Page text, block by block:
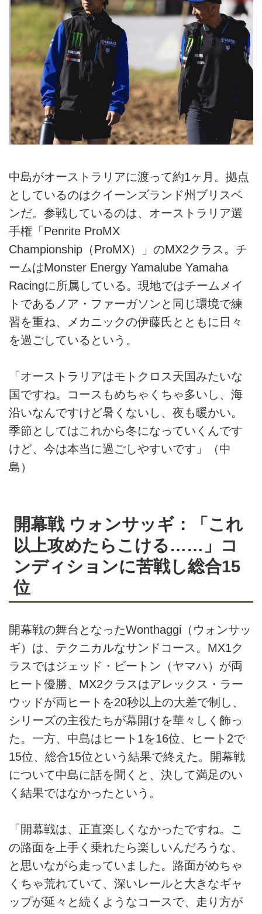
中島がオーストラリアに渡って約1ヶ月。拠点
としているのはクイーンズランド州ブリスベ
ンだ。参戦しているのは、オーストラリア選
手権「Penrite ProMX
Championship（ProMX）」のMX2クラス。チ
ームはMonster Energy Yamalube Yamaha
Racingに所属している。現地ではチームメイ
トであるノア・ファーガソンと同じ環境で練
習を重ね、メカニックの伊藤氏とともに日々
を過ごしているという。
「オーストラリアはモトクロス天国みたいな
国ですね。コースもめちゃくちゃ多いし、海
沿いなんですけど暑くないし、夜も暖かい。
季節としてはこれから冬になっていくんです
けど、今は本当に過ごしやすいです」（中
島）
開幕戦 ウォンサッギ：「これ
以上攻めたらこける……」コ
ンディションに苦戦し総合15
位
開幕戦の舞台となったWonthaggi（ウォンサッ
ギ）は、テクニカルなサンドコース。MX1ク
ラスではジェッド・ビートン（ヤマハ）が両
ヒート優勝、MX2クラスはアレックス・ラー
ウッドが両ヒートを20秒以上の大差で制し、
シリーズの主役たちが幕開けを華々しく飾っ
た。一方、中島はヒート1を16位、ヒート2で
15位、総合15位という結果で終えた。開幕戦
について中島に話を聞くと、決して満足のい
く結果ではなかったという。
「開幕戦は、正直楽しくなかったですね。こ
の路面を上手く乗れたら楽しいんだろうな、
と思いながら走っていました。路面がめちゃ
くちゃ荒れていて、深いレールと大きなギャ
ップが延々と続くようなコースで、走り方が